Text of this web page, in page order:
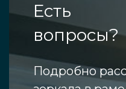
Есть
вопросы?
Подробно